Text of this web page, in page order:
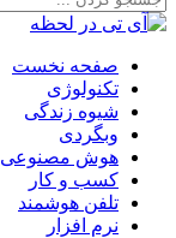
صفحه نخست
تکنولوژی
شیوه زندگی
وبگردی
هوش مصنوعی
کسب و کار
تلفن هوشمند
نرم افزار